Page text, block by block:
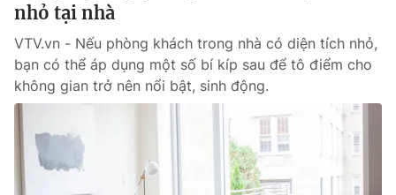
Emagazine
Photo Infographic
Shorts video
VTV Money VTV Thể thao
nhỏ tại nhà
VTV.vn - Nếu phòng khách trong nhà có diện tích nhỏ,
bạn có thể áp dụng một số bí kíp sau để tô điểm cho
không gian trở nên nổi bật, sinh động.